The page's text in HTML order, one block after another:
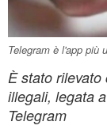
Telegram è l'app più
È stato
illegali, legata
Telegram